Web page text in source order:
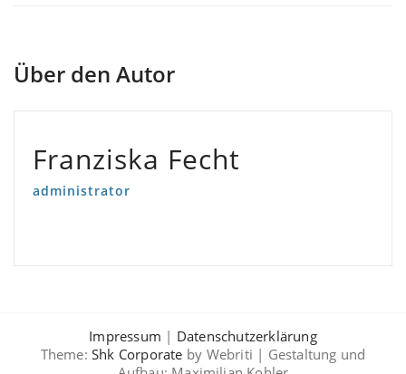
Über den Autor
Franziska Fecht
administrator
Impressum | Datenschutzerklärung
Theme:Shk Corporate by Webriti | Gestaltung und